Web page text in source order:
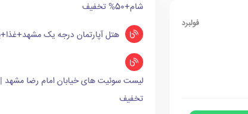
فولبرد
شام+50% تخفیف
هتل آپارتمان درجه یک
تخفیف